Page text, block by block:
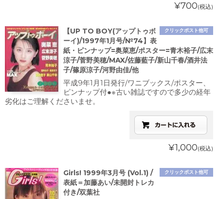
¥700(税込)
クリックポスト他可
【UP TO BOY(アップトゥボ
ーイ)/1997年1月号/№74】表
紙・ピンナップ=奥菜恵/ポスター=青木裕子/広末
涼子/菅野美穂/MAX/佐藤藍子/新山千春/酒井法
子/篠原涼子/河野由佳/他
平成9年1月1日発行/ワニブックス/ポスター、
ピンナップ付●※古い雑誌ですので多少の経年
劣化はご理解くださいませ。
¥1,000(税込)
クリックポスト他可
Girls! 1999年3月号 (Vol.1) /
表紙＝加藤あい/未開封トレカ
付き/双葉社